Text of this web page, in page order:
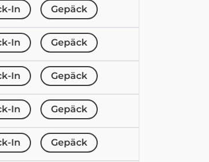
In Gepäck
In Gepäck
In Gepäck
In Gepäck
In Gepäck